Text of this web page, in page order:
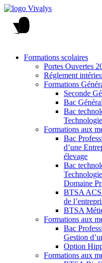
Formations scolaires
Portes Ouvertes
Réglement
Formations
Seconde
Bac Général
Bac
Formations aux
Bac
d’une
élevage
Bac
Domaine
BTSA
de
BTSA
Formations aux
Bac
Gestion
Option
Formations aux